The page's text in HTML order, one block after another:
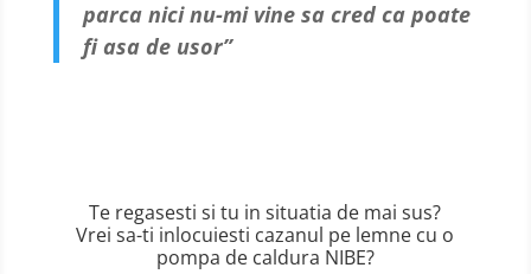
parca nici nu-mi vine sa cred ca poate
fi asa de usor”
Te regasesti si tu in situatia de mai sus?
Vrei sa-ti inlocuiesti cazanul pe lemne cu o
pompa de caldura NIBE?